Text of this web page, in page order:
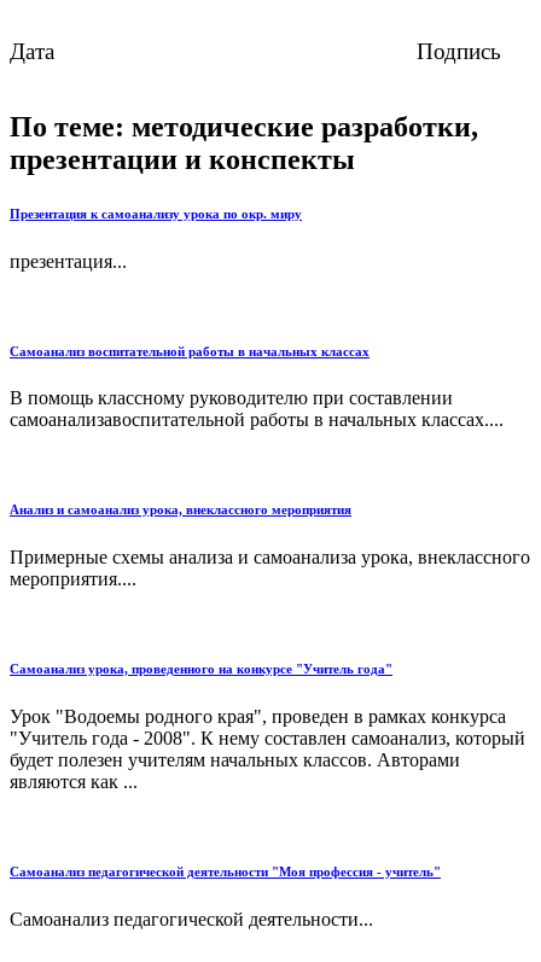
Дата Подпись
По теме: методические разработки,
презентации и конспекты
Презентация к самоанализу урока по окр. миру
презентация...
Самоанализ воспитательной работы в начальных классах
В помощь классному руководителю при составлении
самоанализавоспитательной работы в начальных классах....
Анализ и самоанализ урока, внеклассного мероприятия
Примерные схемы анализа и самоанализа урока, внеклассного
мероприятия....
Самоанализ урока, проведенного на конкурсе "Учитель года"
Урок "Водоемы родного края", проведен в рамках конкурса
"Учитель года - 2008". К нему составлен самоанализ, который
будет полезен учителям начальных классов. Авторами
являются как ...
Самоанализ педагогической деятельности "Моя профессия - учитель"
Самоанализ педагогической деятельности...